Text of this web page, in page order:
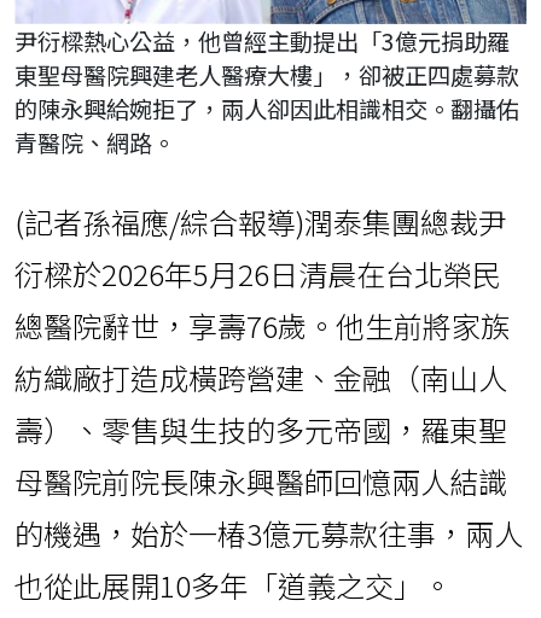
尹衍樑熱心公益，他曾經主動提出「3億元捐助羅
東聖母醫院興建老人醫療大樓」，卻被正四處募款
的陳永興給婉拒了，兩人卻因此相識相交。翻攝佑
青醫院、網路。
(記者孫福應/綜合報導)潤泰集團總裁尹
衍樑於2026年5月26日清晨在台北榮民
總醫院辭世，享壽76歲。他生前將家族
紡織廠打造成橫跨營建、金融（南山人
壽）、零售與生技的多元帝國，羅東聖
母醫院前院長陳永興醫師回憶兩人結識
的機遇，始於一椿3億元募款往事，兩人
也從此展開10多年「道義之交」。